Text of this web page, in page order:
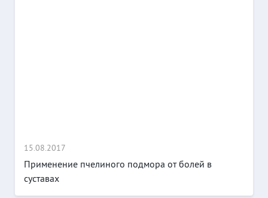
15.08.2017
Применение пчелиного подмора от болей в
суставах